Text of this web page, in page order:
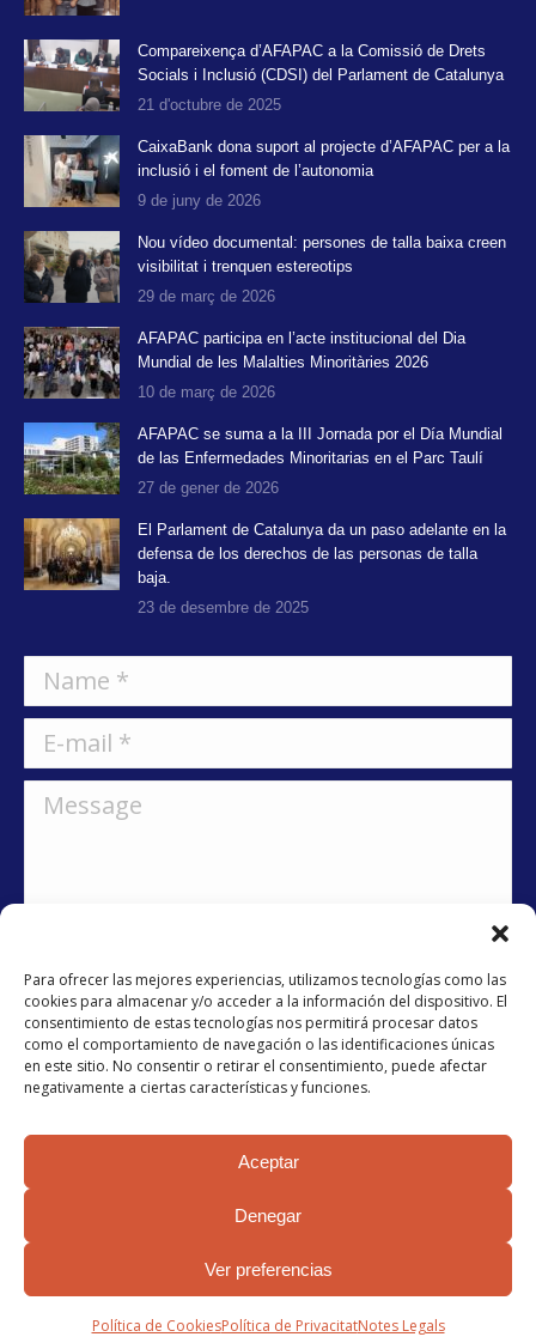
Para ofrecer las mejores experiencias, utilizamos tecnologías como las
cookies para almacenar y/o acceder a la información del dispositivo. El
consentimiento de estas tecnologías nos permitirá procesar datos
como el comportamiento de navegación o las identificaciones únicas
en este sitio. No consentir o retirar el consentimiento, puede afectar
negativamente a ciertas características y funciones.
Aceptar
Denegar
Ver preferencias
Política de CookiesPolítica de PrivacitatNotes Legals
windowwindowwindow
Compareixença d’AFAPAC a la Comissió de Drets
Socials i Inclusió (CDSI) del Parlament de Catalunya
21 d'octubre de 2025
CaixaBank dona suport al projecte d’AFAPAC per a la
inclusió i el foment de l’autonomia
9 de juny de 2026
Nou vídeo documental: persones de talla baixa creen
visibilitat i trenquen estereotips
29 de març de 2026
AFAPAC participa en l’acte institucional del Dia
Mundial de les Malalties Minoritàries 2026
10 de març de 2026
AFAPAC se suma a la III Jornada por el Día Mundial
de las Enfermedades Minoritarias en el Parc Taulí
27 de gener de 2026
El Parlament de Catalunya da un paso adelante en la
defensa de los derechos de las personas de talla
baja.
23 de desembre de 2025
He llegit i accepto lapolítica de privacitat
© 2024 AFAPAC